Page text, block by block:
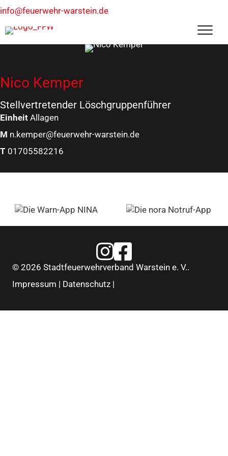
info@feuerwehr-warstein.de
Nico Kemper
Stellvertretender Löschgruppenführer
Einheit Allagen
M n.kemper@feuerwehr-warstein.de
T 01705582216
Feuerwehr Warstein Instagram
Feuerwehr Warstein
© 2026 Stadtfeuerwehrverband Warstein e. V..
Impressum | Datenschutz |